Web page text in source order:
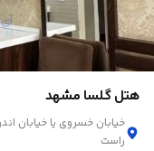
هتل گلسا مشهد
راست